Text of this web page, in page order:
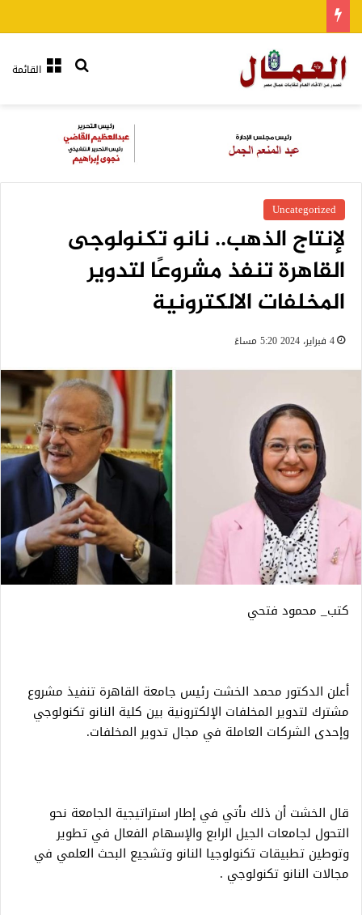
القائمةبحث عن
Uncategorized
لإنتاج الذهب.. نانو تكنولوجى
القاهرة تنفذ مشروعًا لتدوير
المخلفات الالكترونية
4 فبراير، 2024 5:20 مساءً
كتب_ محمود فتحي
أعلن الدكتور محمد الخشت رئيس جامعة القاهرة تنفيذ مشروع
مشترك لتدوير المخلفات الإلكترونية بين كلية النانو تكنولوجي
وإحدى الشركات العاملة في مجال تدوير المخلفات.
قال الخشت أن ذلك ىأتي في إطار استراتيجية الجامعة نحو
التحول لجامعات الجيل الرابع والإسهام الفعال في تطوير
وتوطين تطبيقات تكنولوجيا النانو وتشجيع البحث العلمي في
مجالات النانو تكنولوجي .